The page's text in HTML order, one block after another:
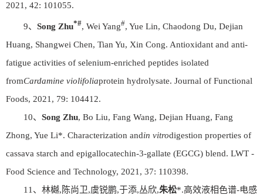
2021, 42: 101055.
9、 Song Zhu*#, Wei Yang#, Yue Lin, Chaodong Du, Dejian
Huang, Shangwei Chen, Tian Yu, Xin Cong. Antioxidant and anti-
fatigue activities of selenium-enriched peptides isolated
fromCardamine violifoliaprotein hydrolysate. Journal of Functional
Foods, 2021, 79: 104412.
10、 Song Zhu, Bo Liu, Fang Wang, Dejian Huang, Fang
Zhong, Yue Li*. Characterization andin vitrodigestion properties of
cassava starch and epigallocatechin-3-gallate (EGCG) blend. LWT -
Food Science and Technology, 2021, 37: 110398.
11、林樾,陈尚卫,虞锐鹏,于添,丛欣,朱松*.高效液相色谱-电感